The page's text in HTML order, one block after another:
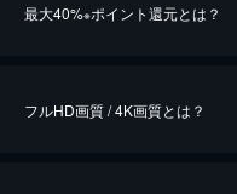
最大40%※ポイント還元とは？
フルHD画質 / 4K画質とは？